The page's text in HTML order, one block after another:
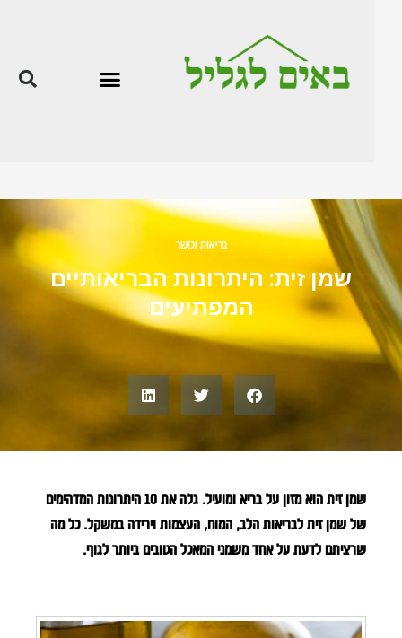
בריאות וכושר
שמן זית: היתרונות הבריאותיים
המפתיעים
שמן זית הוא מזון על בריא ומועיל. גלה את 10 היתרונות המדהימים
של שמן זית לבריאות הלב, המוח, העצמות וירידה במשקל. כל מה
שרציתם לדעת על אחד משמני המאכל הטובים ביותר לגוף.